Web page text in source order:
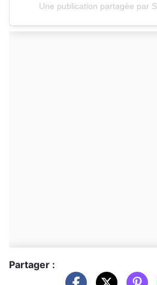
Une publication partagée par
Partager :